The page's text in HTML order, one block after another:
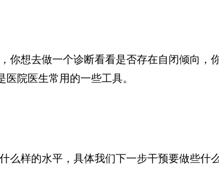
你想去做一个诊断看看是否存在自闭倾向，
院医生常用的一些工具。
么样的水平，具体我们下一步干预要做些什